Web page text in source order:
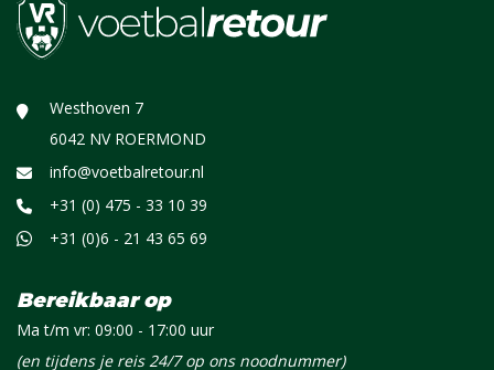
Westhoven 7
6042 NV ROERMOND
info@voetbalretour.nl
+31 (0) 475 - 33 10 39
+31 (0)6 - 21 43 65 69
Bereikbaar op
Ma t/m vr: 09:00 - 17:00 uur
(en tijdens je reis 24/7 op ons noodnummer)